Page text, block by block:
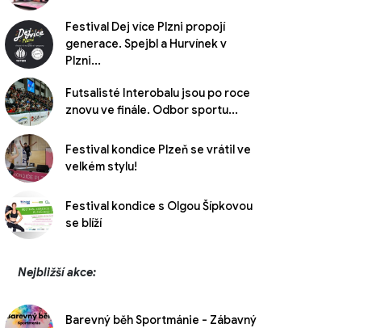
Festival Dej více Plzni propojí
generace. Spejbl a Hurvínek v
Plzni...
Futsalisté Interobalu jsou po roce
znovu ve finále. Odbor sportu...
Festival kondice Plzeň se vrátil ve
velkém stylu!
Festival kondice s Olgou Šípkovou
se blíží
Nejbližší akce:
Barevný běh Sportmánie - Zábavný